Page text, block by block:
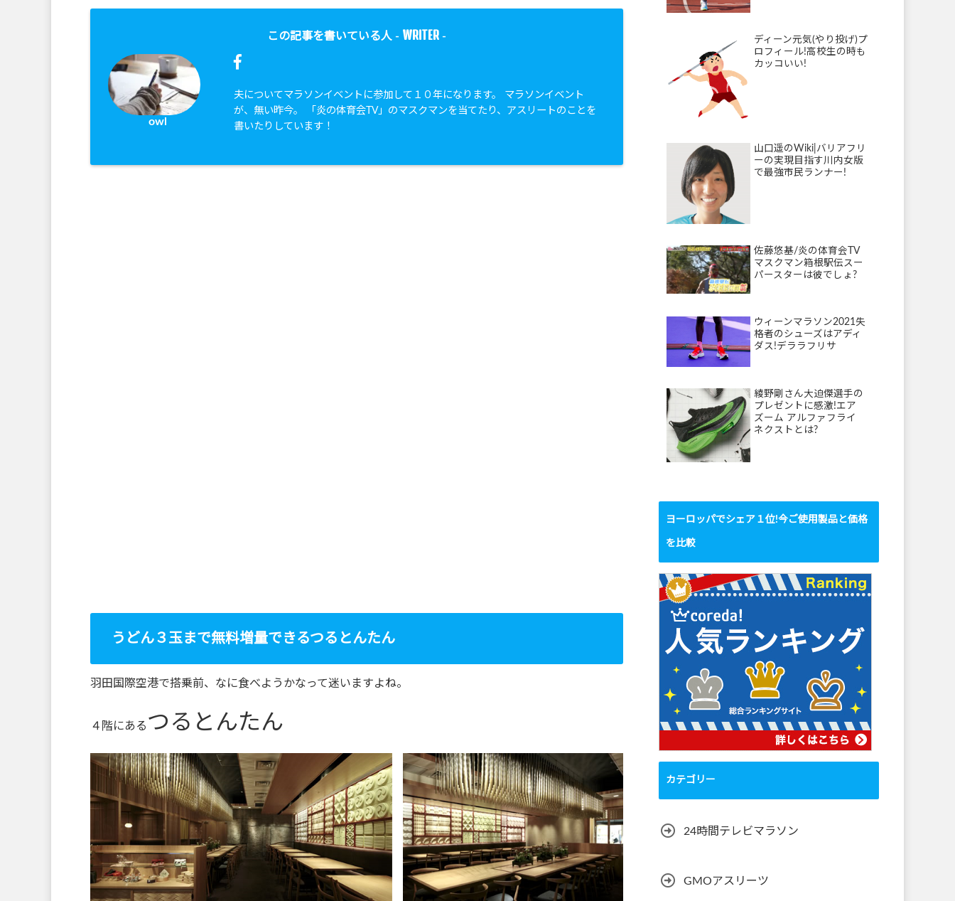
この記事を書いている人 - WRITER -
owl
夫についてマラソンイベントに参加して１０年になります。 マラソンイベント
が、無い昨今。 「炎の体育会TV」のマスクマンを当てたり、アスリートのことを
書いたりしています！
うどん３玉まで無料増量できるつるとんたん
羽田国際空港で搭乗前、なに食べようかなって迷いますよね。
４階にある つるとんたん
ディーン元気(やり投げ)プ
ロフィール!高校生の時も
カッコいい!
山口遥のWiki|バリアフリ
ーの実現目指す川内女版
で最強市民ランナー!
佐藤悠基/炎の体育会TV
マスクマン箱根駅伝スー
パースターは彼でしょ?
ウィーンマラソン2021失
格者のシューズはアディ
ダス!デララフリサ
綾野剛さん大迫傑選手の
プレゼントに感激!エア
ズーム アルファフライ
ネクストとは?
ヨーロッパでシェア１位!今ご使用製品と価格
を比較
カテゴリー
24時間テレビマラソン
GMOアスリーツ